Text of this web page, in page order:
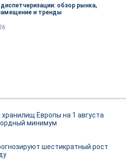
обзор рынка,
и тренды
Европы на 1 августа
минимум
шестикратный рост